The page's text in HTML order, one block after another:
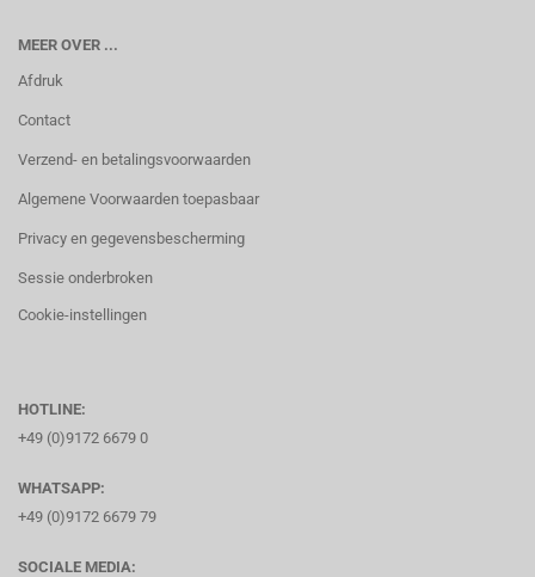
MEER OVER ...
Afdruk
Contact
Verzend- en betalingsvoorwaarden
Algemene Voorwaarden toepasbaar
Privacy en gegevensbescherming
Sessie onderbroken
Cookie-instellingen
HOTLINE:
+49 (0)9172 6679 0
WHATSAPP:
+49 (0)9172 6679 79
SOCIALE MEDIA: